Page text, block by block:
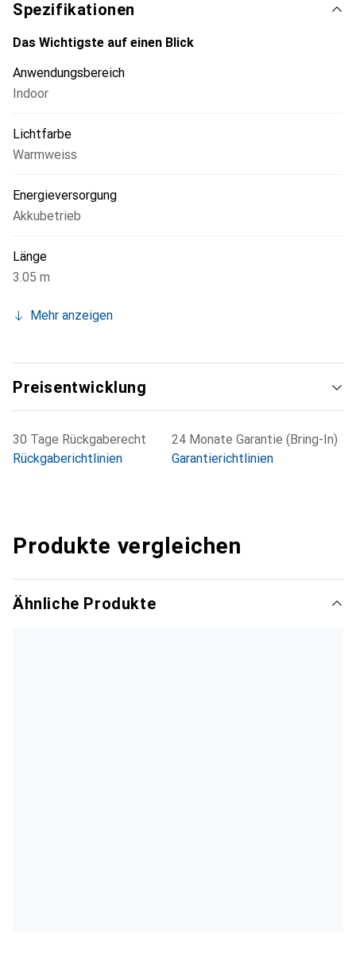
Kilogramm ist sie leicht zu handhaben und einfach zu
installieren. Diese Lichterkette eignet sich ideal für
Wohnraums. Die Kombination aus ansprechendem Design
und praktischer Funktionalität macht die Ivy
die eine stimmungsvolle Beleuchtung suchen.
Spezifikationen
Das Wichtigste auf einen Blick
Anwendungsbereich
Indoor
Lichtfarbe
Warmweiss
Energieversorgung
Akkubetrieb
Länge
3.05 m
Mehr anzeigen
Preisentwicklung
30 Tage Rückgaberecht
Rückgaberichtlinien
24 Monate Garantie (Bring-In)
Garantierichtlinien
Produkte vergleichen
Ähnliche Produkte